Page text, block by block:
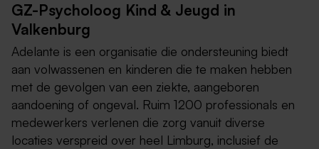
GZ-Psycholoog Kind & Jeugd in
Valkenburg
Adelante is een organisatie die ondersteuning biedt
aan volwassenen en kinderen die te maken hebben
met de gevolgen van een ziekte, aangeboren
aandoening of ongeval. Ruim 1200 professionals en
medewerkers verlenen die zorg vanuit diverse
locaties verspreid over heel Limburg, inclusief de